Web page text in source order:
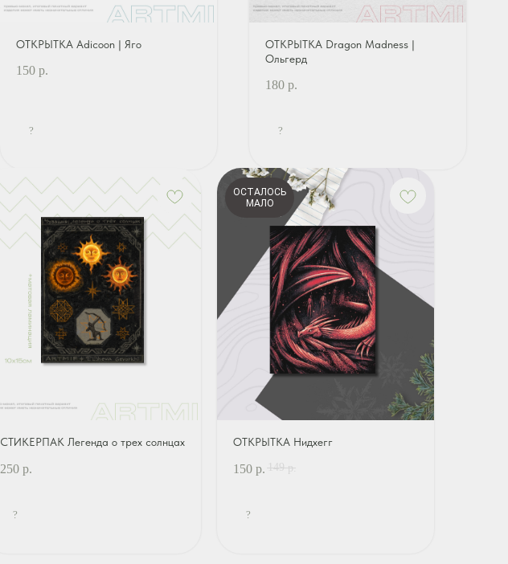
ОТКРЫТКА Adicoon | Яго
150 р.
?
ОТКРЫТКА Dragon Madness |
Ольгерд
180 р.
?
СТИКЕРПАК Легенда о трех солнцах
250 р.
?
ОСТАЛОСЬ
МАЛО
ОТКРЫТКА Нидхегг
150 р. 149 р.
?